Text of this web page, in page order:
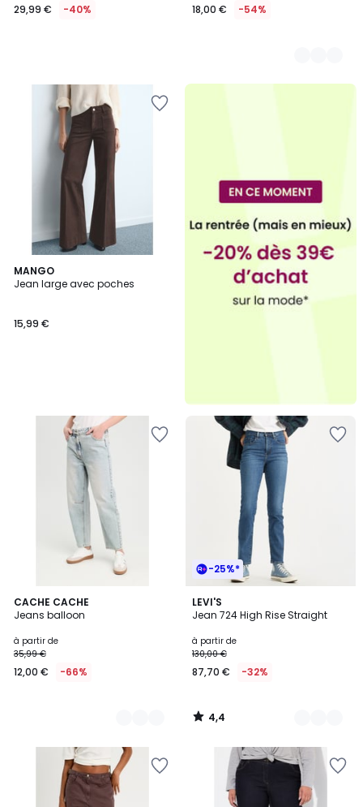
29,99 € -40% 18,00 € -54%
MANGO
Jean large avec poches
15,99 €
CACHE CACHE
Jeans balloon
à partir de
35,99 €
12,00 € -66%
2
Couleurs
-25%*
LEVI'S
Jean 724 High Rise Straight
à partir de
130,00 €
87,70 € -32%
4,4
/ 5
15
Couleurs
4,4
/